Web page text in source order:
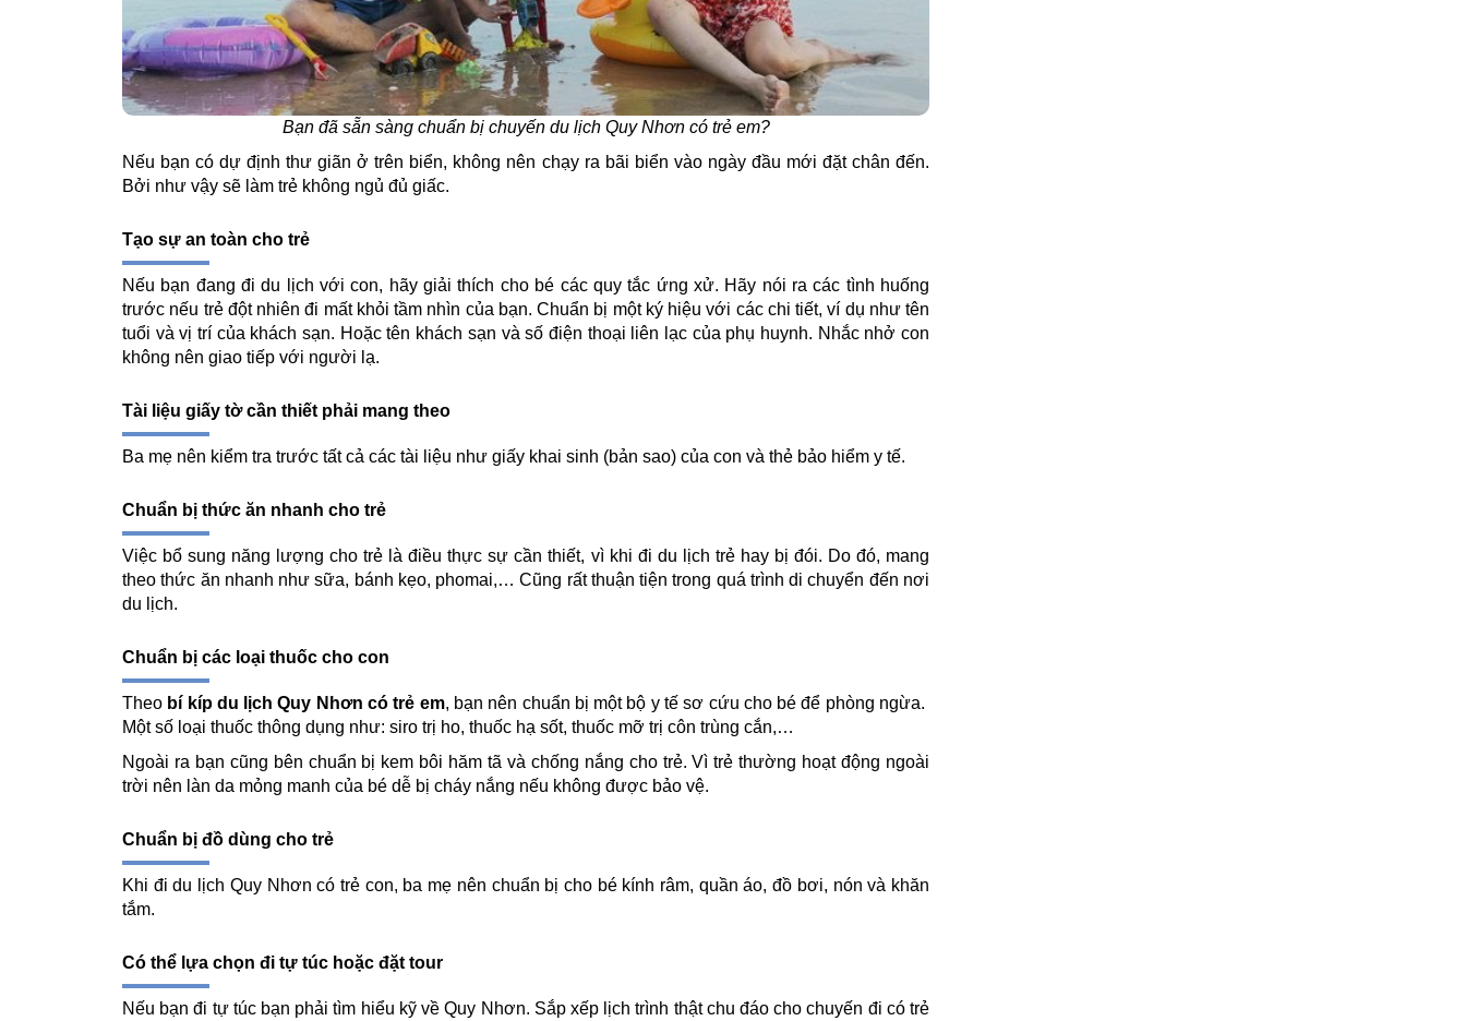
Bạn đã sẵn sàng chuẩn bị chuyến du lịch Quy Nhơn có trẻ em?
Nếu bạn có dự định thư giãn ở trên biển, không nên chạy ra bãi biển vào ngày đầu mới đặt chân đến.
Bởi như vậy sẽ làm trẻ không ngủ đủ giấc.
Tạo sự an toàn cho trẻ
Nếu bạn đang đi du lịch với con, hãy giải thích cho bé các quy tắc ứng xử. Hãy nói ra các tình huống
trước nếu trẻ đột nhiên đi mất khỏi tầm nhìn của bạn. Chuẩn bị một ký hiệu với các chi tiết, ví dụ như tên
tuổi và vị trí của khách sạn. Hoặc tên khách sạn và số điện thoại liên lạc của phụ huynh. Nhắc nhở con
không nên giao tiếp với người lạ.
Tài liệu giấy tờ cần thiết phải mang theo
Ba mẹ nên kiểm tra trước tất cả các tài liệu như giấy khai sinh (bản sao) của con và thẻ bảo hiểm y tế.
Chuẩn bị thức ăn nhanh cho trẻ
Việc bổ sung năng lượng cho trẻ là điều thực sự cần thiết, vì khi đi du lịch trẻ hay bị đói. Do đó, mang
theo thức ăn nhanh như sữa, bánh kẹo, phomai,… Cũng rất thuận tiện trong quá trình di chuyển đến nơi
du lịch.
Chuẩn bị các loại thuốc cho con
Theo bí kíp du lịch Quy Nhơn có trẻ em, bạn nên chuẩn bị một bộ y tế sơ cứu cho bé để phòng ngừa.
Một số loại thuốc thông dụng như: siro trị ho, thuốc hạ sốt, thuốc mỡ trị côn trùng cắn,…
Ngoài ra bạn cũng bên chuẩn bị kem bôi hăm tã và chống nắng cho trẻ. Vì trẻ thường hoạt động ngoài
trời nên làn da mỏng manh của bé dễ bị cháy nắng nếu không được bảo vệ.
Chuẩn bị đồ dùng cho trẻ
Khi đi du lịch Quy Nhơn có trẻ con, ba mẹ nên chuẩn bị cho bé kính râm, quần áo, đồ bơi, nón và khăn
tắm.
Có thể lựa chọn đi tự túc hoặc đặt tour
Nếu bạn đi tự túc bạn phải tìm hiểu kỹ về Quy Nhơn. Sắp xếp lịch trình thật chu đáo cho chuyến đi có trẻ